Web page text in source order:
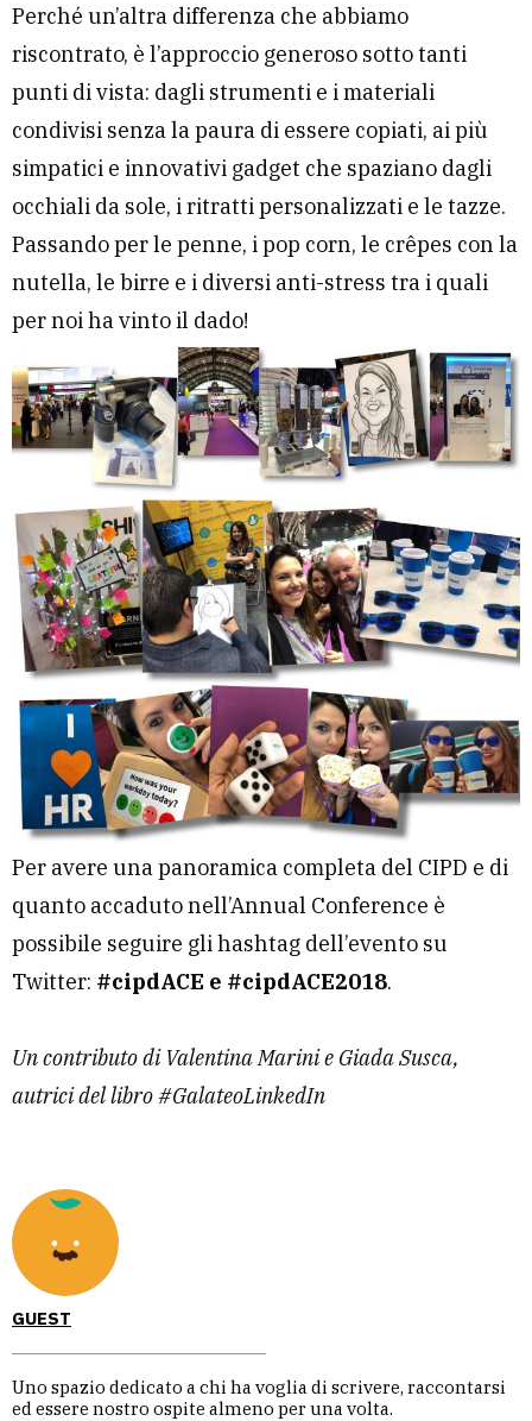
GUEST
Uno spazio dedicato a chi ha voglia di scrivere, raccontarsi
ed essere nostro ospite almeno per una volta.
Perché un’altra differenza che abbiamo
riscontrato, è l’approccio generoso sotto tanti
punti di vista: dagli strumenti e i materiali
condivisi senza la paura di essere copiati, ai più
simpatici e innovativi gadget che spaziano dagli
occhiali da sole, i ritratti personalizzati e le tazze.
Passando per le penne, i pop corn, le crêpes con la
nutella, le birre e i diversi anti-stress tra i quali
per noi ha vinto il dado!
Per avere una panoramica completa del CIPD e di
quanto accaduto nell’Annual Conference è
possibile seguire gli hashtag dell’evento su
Twitter: #cipdACE e #cipdACE2018.
Un contributo di Valentina Marini e Giada Susca,
autrici del libro #GalateoLinkedIn